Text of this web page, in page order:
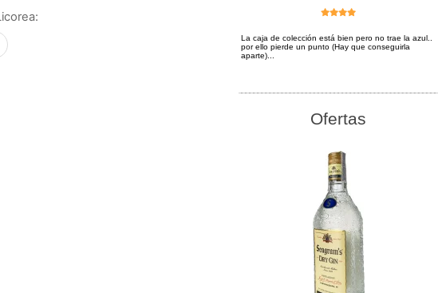
La caja de colección está bien pero no trae la azul..
por ello pierde un punto (Hay que conseguirla
aparte)...
Ofertas